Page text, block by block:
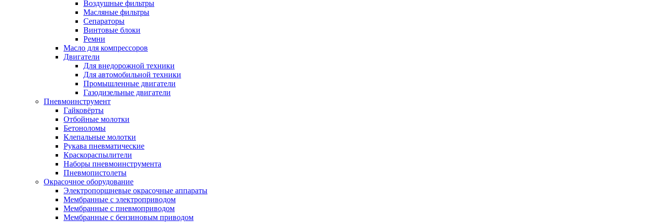
Воздушные фильтры
Масляные фильтры
Сепараторы
Винтовые блоки
Ремни
Масло для компрессоров
Двигатели
Для внедорожной техники
Для автомобильной техники
Промышленные двигатели
Газодизельные двигатели
Пневмоинструмент
Гайковёрты
Отбойные молотки
Бетоноломы
Клепальные молотки
Рукава пневматические
Краскораспылители
Наборы пневмоинструмента
Пневмопистолеты
Окрасочное оборудование
Электропоршневые окрасочные аппараты
Мембранные с электроприводом
Мембранные с пневмоприводом
Мембранные с бензиновым приводом